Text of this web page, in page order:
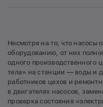
Несмотря на то, что насосы
оборудованию, от них
одного производственного
тела» на станции — воды и
работников цехов и
в двигателях насосов,
проверка состояния